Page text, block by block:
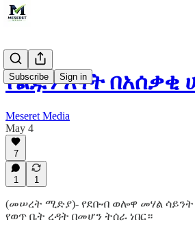
Subscribe Sign in
የልጁን እናት በአሰቃቂ
Meseret Media
May 4
7
1 1
(መሠረት ሚድያ)- የደቡብ ወሎዋ መሃል ሳይንት
የወጥ ቤት ረዳት በመሆን ትሰራ ነበር።